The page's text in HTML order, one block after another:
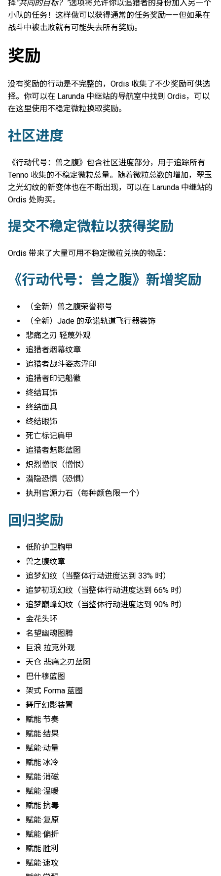
择“共同的目标？”选项将允许你以追猎者的身份加入另一个
小队的任务！这样做可以获得通常的任务奖励——但如果在
战斗中被击败就有可能失去所有奖励。
奖励
没有奖励的行动是不完整的，Ordis 收集了不少奖励可供选
择。你可以在 Larunda 中继站的导航室中找到 Ordis，可以
在这里使用不稳定微粒换取奖励。
社区进度
《行动代号：兽之腹》包含社区进度部分，用于追踪所有
Tenno 收集的不稳定微粒总量。随着微粒总数的增加，翠玉
之光幻纹的新变体也在不断出现，可以在 Larunda 中继站的
Ordis 处购买。
提交不稳定微粒以获得奖励
Ordis 带来了大量可用不稳定微粒兑换的物品：
《行动代号：兽之腹》新增奖励
（全新）兽之腹荣誉称号
（全新）Jade 的承诺轨道飞行器装饰
悲痛之刃 轻蔑外观
追猎者烟幕纹章
追猎者战斗姿态浮印
追猎者印记船徽
终结耳饰
终结面具
终结眼饰
死亡标记肩甲
追猎者魅影蓝图
炽烈憎恨（憎恨）
潜隐恐惧（恐惧）
执刑官源力石（每种颜色限一个）
回归奖励
低阶护卫胸甲
兽之腹纹章
追梦幻纹（当整体行动进度达到 33% 时）
追梦初现幻纹（当整体行动进度达到 66% 时）
追梦巅峰幻纹（当整体行动进度达到 90% 时）
金花头环
名望幽魂图腾
巨浪 拉克外观
天仓 悲痛之刃蓝图
巴什穆蓝图
架式 Forma 蓝图
舞厅幻影装置
赋能·节奏
赋能·结果
赋能·动量
赋能·冰冷
赋能·消磁
赋能·温暖
赋能·抗毒
赋能·复原
赋能·偏折
赋能·胜利
赋能·速攻